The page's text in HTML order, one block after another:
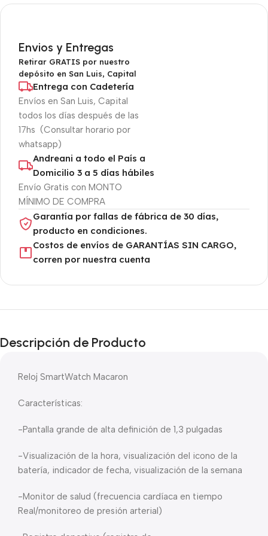
Envios y Entregas
Retirar GRATIS por nuestro
depósito en San Luis, Capital
Entrega con Cadetería
Envíos en San Luis, Capital
todos los días después de las
17hs (Consultar horario por
whatsapp)
Andreani a todo el País a
Domicilio 3 a 5 días hábiles
Envío Gratis con MONTO
MÍNIMO DE COMPRA
Garantía por fallas de fábrica de 30 días,
producto en condiciones.
Costos de envíos de GARANTÍAS SIN CARGO,
corren por nuestra cuenta
Descripción de Producto
Reloj SmartWatch Macaron
Características:
-Pantalla grande de alta definición de 1,3 pulgadas
-Visualización de la hora, visualización del icono de la
batería, indicador de fecha, visualización de la semana
-Monitor de salud (frecuencia cardíaca en tiempo
Real/monitoreo de presión arterial)